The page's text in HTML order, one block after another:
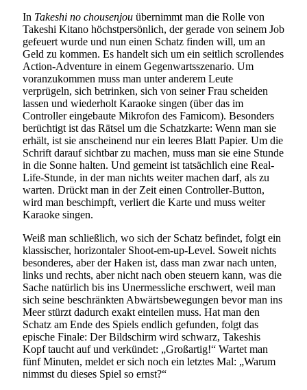
In Takeshi no chousenjou übernimmt man die Rolle von
Takeshi Kitano höchstpersönlich, der gerade von seinem Job
gefeuert wurde und nun einen Schatz finden will, um an
Geld zu kommen. Es handelt sich um ein seitlich scrollendes
Action-Adventure in einem Gegenwartsszenario. Um
voranzukommen muss man unter anderem Leute
verprügeln, sich betrinken, sich von seiner Frau scheiden
lassen und wiederholt Karaoke singen (über das im
Controller eingebaute Mikrofon des Famicom). Besonders
berüchtigt ist das Rätsel um die Schatzkarte: Wenn man sie
erhält, ist sie anscheinend nur ein leeres Blatt Papier. Um die
Schrift darauf sichtbar zu machen, muss man sie eine Stunde
in die Sonne halten. Und gemeint ist tatsächlich eine Real-
Life-Stunde, in der man nichts weiter machen darf, als zu
warten. Drückt man in der Zeit einen Controller-Button,
wird man beschimpft, verliert die Karte und muss weiter
Karaoke singen.
Weiß man schließlich, wo sich der Schatz befindet, folgt ein
klassischer, horizontaler Shoot-em-up-Level. Soweit nichts
besonderes, aber der Haken ist, dass man zwar nach unten,
links und rechts, aber nicht nach oben steuern kann, was die
Sache natürlich bis ins Unermessliche erschwert, weil man
sich seine beschränkten Abwärtsbewegungen bevor man ins
Meer stürzt dadurch exakt einteilen muss. Hat man den
Schatz am Ende des Spiels endlich gefunden, folgt das
epische Finale: Der Bildschirm wird schwarz, Takeshis
Kopf taucht auf und verkündet: „Großartig!“ Wartet man
fünf Minuten, meldet er sich noch ein letztes Mal: „Warum
nimmst du dieses Spiel so ernst?“